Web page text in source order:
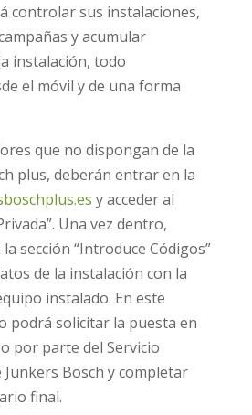
controlar sus instalaciones,
y acumular
instalación, todo
el móvil y de una forma
que no dispongan de la
plus, deberán entrar en la
y acceder al
Una vez dentro,
sección “Introduce Códigos”
de la instalación con la
instalado. En este
podrá solicitar la puesta en
por parte del Servicio
Junkers Bosch y completar
final.